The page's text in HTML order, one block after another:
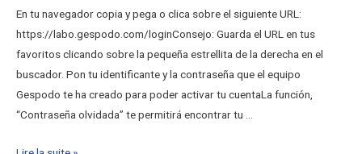
En tu navegador copia y pega o clica sobre el siguiente URL:
https://labo.gespodo.com/loginConsejo: Guarda el URL en tus
favoritos clicando sobre la pequeña estrellita de la derecha en el
buscador. Pon tu identificante y la contraseña que el equipo
Gespodo te ha creado para poder activar tu cuentaLa función,
“Contraseña olvidada” te permitirá encontrar tu …